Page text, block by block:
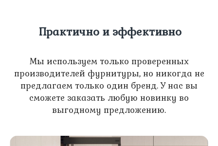
Практично и эффективно
Мы используем только проверенных
производителей фурнитуры, но никогда не
предлагаем только один бренд. У нас вы
сможете заказать любую новинку во
выгодному предложению.